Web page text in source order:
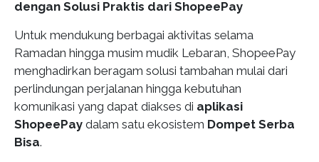
dengan Solusi Praktis dari ShopeePay
Untuk mendukung berbagai aktivitas selama
Ramadan hingga musim mudik Lebaran, ShopeePay
menghadirkan beragam solusi tambahan mulai dari
perlindungan perjalanan hingga kebutuhan
komunikasi yang dapat diakses di aplikasi
ShopeePay dalam satu ekosistem Dompet Serba
Bisa.